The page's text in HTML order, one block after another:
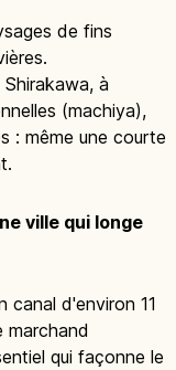
de fins
à
(machiya),
: même une courte
ville qui longe
canal d'environ 11
marchand
qui façonne le